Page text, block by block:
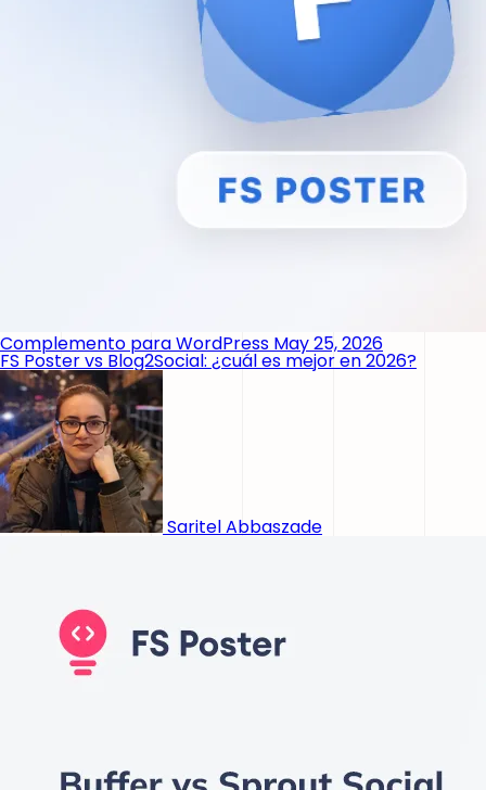
Complemento para WordPress May 25, 2026
FS Poster vs Blog2Social: ¿cuál es mejor en 2026?
Saritel Abbaszade